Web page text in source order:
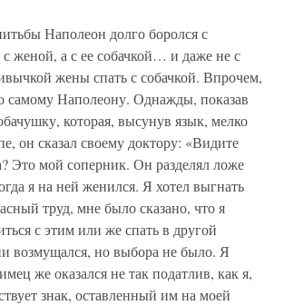
Наполеон долго боролся с
женой, а с ее собачкой… и даже не с
жены спать с собачкой. Впрочем,
самому Наполеону. Однажды, показав
которая, высунув язык, мелко
он сказал своему доктору: «Видите
Это мой соперник. Он разделял ложе
я на ней женился. Я хотел выгнать
труд, мне было сказано, что я
с этим или же спать в другой
возмущался, но выбора не было. Я
же оказался не так податлив, как я,
знак, оставленный им на моей